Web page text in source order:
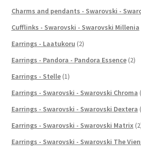
Charms and pendants - Swarovski -
Cufflinks - Swarovski - Swarovski Millenia
Earrings - Laatukoru (2)
Earrings - Pandora - Pandora Essence (2)
Earrings - Stelle (1)
Earrings - Swarovski - Swarovski Chroma
Earrings - Swarovski - Swarovski Dextera
Earrings - Swarovski - Swarovski Matrix
Earrings - Swarovski - Swarovski The